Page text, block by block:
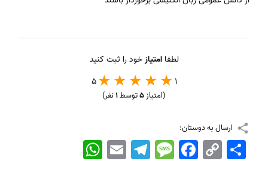
لطفاامتیازخود را ثبت کنید
1
5
(امتیاز5توسط1نفر)
ارسال به دوستان:
WhatsApp EmailTelegramMessageFacebook Copy
Link
اشتراک